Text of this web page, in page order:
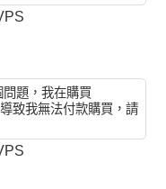
題，我在購買
致我無法付款購買，請